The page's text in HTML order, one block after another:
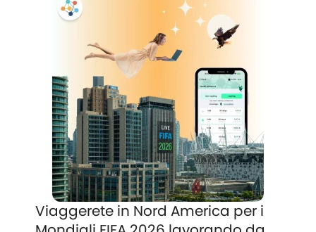
Viaggerete in Nord America per i